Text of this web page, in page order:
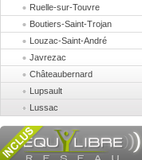
Ruelle-sur-Touvre
Boutiers-Saint-Trojan
Louzac-Saint-André
Javrezac
Châteaubernard
Lupsault
Lussac